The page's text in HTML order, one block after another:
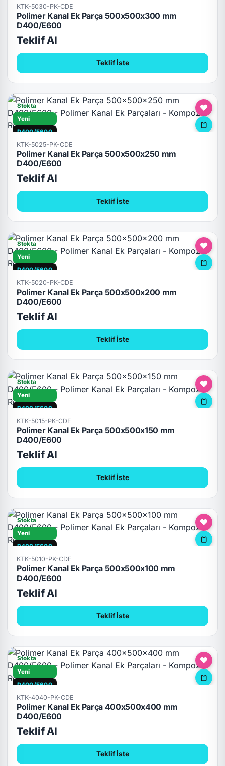
KTK-5030-PK-CDE
Polimer Kanal Ek Parça 500x500x300 mm
D400/E600
Teklif Al
Teklif İste
Stokta
Yeni
D400/E600
KTK-5025-PK-CDE
Polimer Kanal Ek Parça 500x500x250 mm
D400/E600
Teklif Al
Teklif İste
Stokta
Yeni
D400/E600
KTK-5020-PK-CDE
Polimer Kanal Ek Parça 500x500x200 mm
D400/E600
Teklif Al
Teklif İste
Stokta
Yeni
D400/E600
KTK-5015-PK-CDE
Polimer Kanal Ek Parça 500x500x150 mm
D400/E600
Teklif Al
Teklif İste
Stokta
Yeni
D400/E600
KTK-5010-PK-CDE
Polimer Kanal Ek Parça 500x500x100 mm
D400/E600
Teklif Al
Teklif İste
Stokta
Yeni
D400/E600
KTK-4040-PK-CDE
Polimer Kanal Ek Parça 400x500x400 mm
D400/E600
Teklif Al
Teklif İste